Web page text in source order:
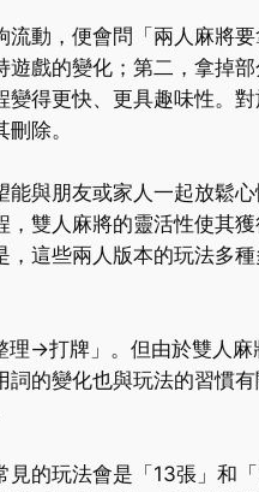
動，便會問「兩人麻將
戲的變化；第二，拿掉
得更快、更具趣味性。
除。
與朋友或家人一起放鬆
雙人麻將的靈活性使其
這些兩人版本的玩法多
→打牌」。但由於雙人
的變化也與玩法的習慣
的玩法會是「13張」和